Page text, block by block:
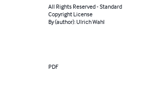
All Rights Reserved - Standard
Copyright License
By (author): Ulrich Wahl
PDF